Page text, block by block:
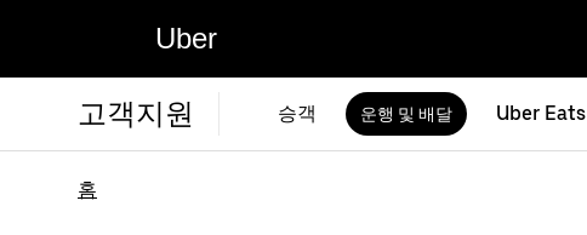
Uber
고객지원 승객 운행 및 배달 Uber Eats
홈